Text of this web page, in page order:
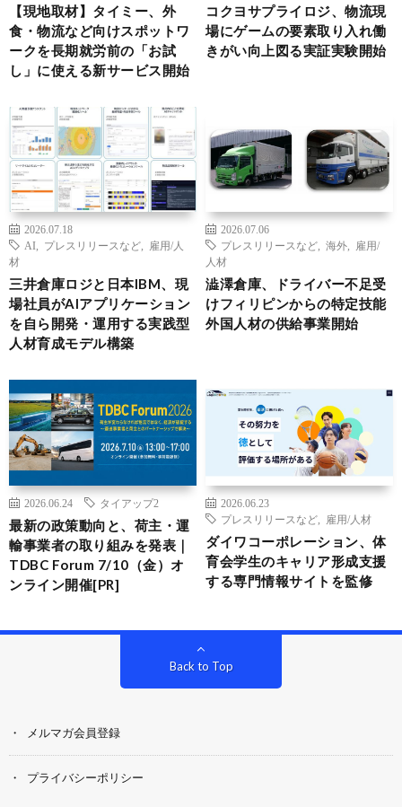
【現地取材】タイミー、外
食・物流など向けスポットワ
ークを長期就労前の「お試
し」に使える新サービス開始
コクヨサプライロジ、物流現
場にゲームの要素取り入れ働
きがい向上図る実証実験開始
2026.07.18
AI
プレスリリースなど
雇用/人
材
三井倉庫ロジと日本IBM、現
場社員がAIアプリケーション
を自ら開発・運用する実践型
人材育成モデル構築
2026.07.06
プレスリリースなど
海外
雇用/
人材
澁澤倉庫、ドライバー不足受
けフィリピンからの特定技能
外国人材の供給事業開始
2026.06.24 タイアップ2
最新の政策動向と、荷主・運
輸事業者の取り組みを発表｜
TDBC Forum 7/10（金）オ
ンライン開催[PR]
2026.06.23
プレスリリースなど
雇用/人材
ダイワコーポレーション、体
育会学生のキャリア形成支援
する専門情報サイトを監修
Back to Top
メルマガ会員登録
プライバシーポリシー